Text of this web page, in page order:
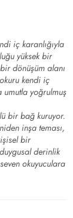
iç karanlığıyla
yüksek bir
dönüşüm alanı
kendi iç
umutla yoğrulmuş
bir bağ kuruyor.
inşa teması,
bir
derinlik
okuyuculara